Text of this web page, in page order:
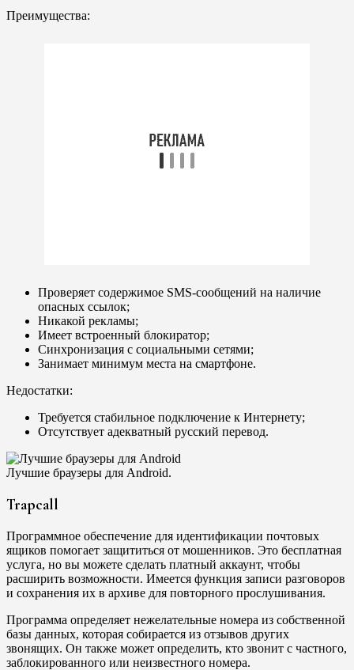
Преимущества:
Проверяет содержимое SMS-сообщений на наличие
опасных ссылок;
Никакой рекламы;
Имеет встроенный блокиратор;
Синхронизация с социальными сетями;
Занимает минимум места на смартфоне.
Недостатки:
Требуется стабильное подключение к Интернету;
Отсутствует адекватный русский перевод.
Лучшие браузеры для Android.
Trapcall
Программное обеспечение для идентификации почтовых
ящиков помогает защититься от мошенников. Это бесплатная
услуга, но вы можете сделать платный аккаунт, чтобы
расширить возможности. Имеется функция записи разговоров
и сохранения их в архиве для повторного прослушивания.
Программа определяет нежелательные номера из собственной
базы данных, которая собирается из отзывов других
звонящих. Он также может определить, кто звонит с частного,
заблокированного или неизвестного номера.